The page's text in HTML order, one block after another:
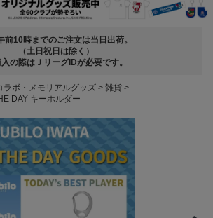
前10時までのご注文は当日出荷。
（土日祝日は除く）
の際はＪリーグIDが必要です。
ラボ・メモリアルグッズ
雑貨
DAY キーホルダー